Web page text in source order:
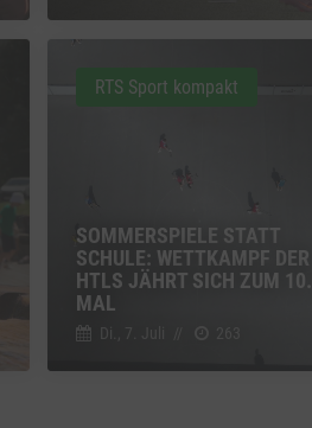
SOMMERSPIELE STATT
SCHULE: WETTKAMPF DER
HTLS JÄHRT SICH ZUM 10.
MAL
Di., 7. Juli
RTS Sport kompakt